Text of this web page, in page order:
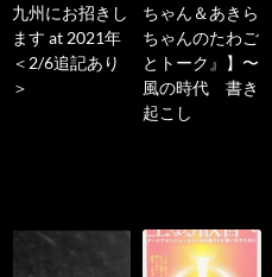
九州にお招きし
ます at 2021年
＜2/6追記あり
＞
ちゃん＆あきら
ちゃんのたわご
とトーク』】〜
風の時代 書き
起こし